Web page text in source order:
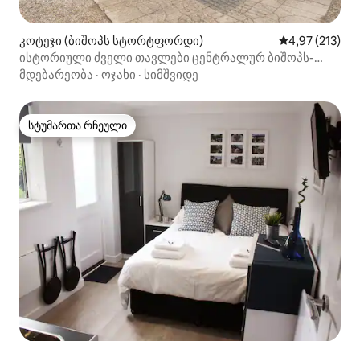
კოტეჯი (ბიშოპს სტორტფორდი) საშუალო
4,97 (213)
ისტორიული ძველი თავლები ცენტრალურ ბიშოპს-
სტორტფორდში
მდებარეობა · ოჯახი · სიმშვიდე
სტუმართა რჩეული
სტუმართა რჩეული